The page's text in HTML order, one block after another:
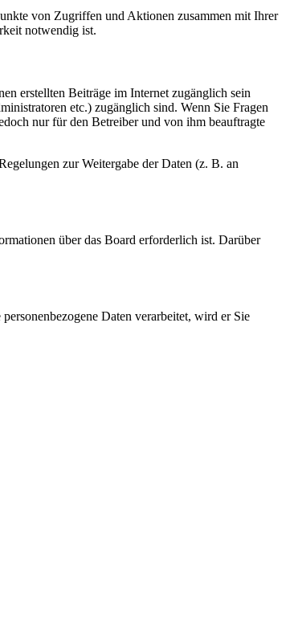
von Zugriffen und Aktionen zusammen mit Ihrer
notwendig ist.
erstellten Beiträge im Internet zugänglich sein
etc.) zugänglich sind. Wenn Sie Fragen
nur für den Betreiber und von ihm beauftragte
zur Weitergabe der Daten (z. B. an
über das Board erforderlich ist. Darüber
Daten verarbeitet, wird er Sie